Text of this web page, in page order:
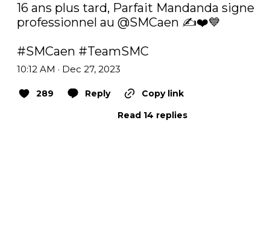
16 ans plus tard, Parfait Mandanda signe
professionnel au @SMCaen ✍️❤️💙
#SMCaen #TeamSMC
10:12 AM · Dec 27, 2023
289 Reply
Copy link
Read 14 replies